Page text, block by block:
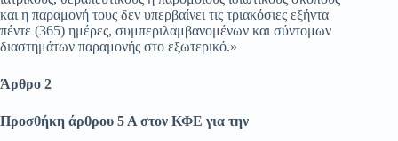
και η παραμονή τους δεν υπερβαίνει τις τριακόσιες εξήντα
πέντε (365) ημέρες, συμπεριλαμβανομένων και σύντομων
διαστημάτων παραμονής στο εξωτερικό.»
Άρθρο 2
Προσθήκη άρθρου 5 Α στον ΚΦΕ για την